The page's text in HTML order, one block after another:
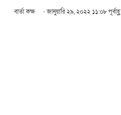
বার্তা কক্ষ জানুয়ারি ২৯, ২০২২ ১১:০৮ পূর্বাহ্ণ